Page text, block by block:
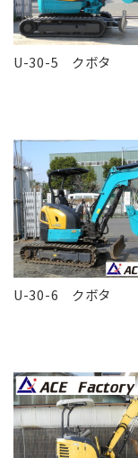
U-30-5 クボタ
U-30-6 クボタ